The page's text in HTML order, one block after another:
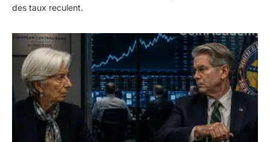
des taux reculent.
Yen : Washington a vendu des euros sans prévenir la